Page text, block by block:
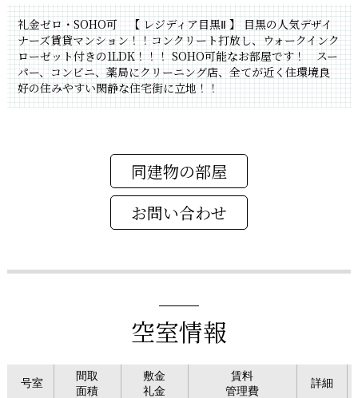
礼金ゼロ・SOHO可 【 レジディア目黒Ⅱ 】 目黒の人気デザイ
ナーズ賃貸マンション！！コンクリート打放し、ウォークインク
ローゼット付きの1LDK！！！ SOHO可能なお部屋です！ スー
パー、コンビニ、薬局にクリーニング店、全てが近く住環境良
好の住みやすい閑静な住宅街に立地！！
同建物の部屋
空室情報
号室
間取
面積
敷金
礼金
賃料
管理費
詳細